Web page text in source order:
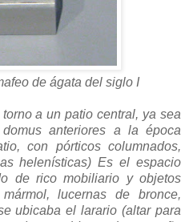
de ágata del siglo I
a un patio central, ya sea
anteriores a la época
con pórticos columnados,
helenísticas) Es el espacio
de rico mobiliario y objetos
lucernas de bronce,
ubicaba el larario (altar para